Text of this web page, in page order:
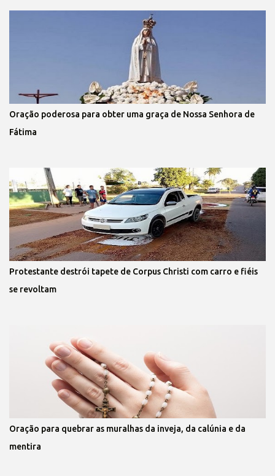
Oração poderosa para obter uma graça de Nossa Senhora de
Fátima
Protestante destrói tapete de Corpus Christi com carro e fiéis
se revoltam
Oração para quebrar as muralhas da inveja, da calúnia e da
mentira